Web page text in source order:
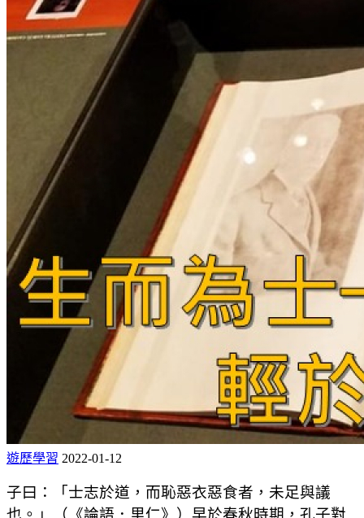
遊歷學習 2022-01-12
子曰：「士志於道，而恥惡衣惡食者，未足與議
也。」（《論語．里仁》）早於春秋時期，孔子對